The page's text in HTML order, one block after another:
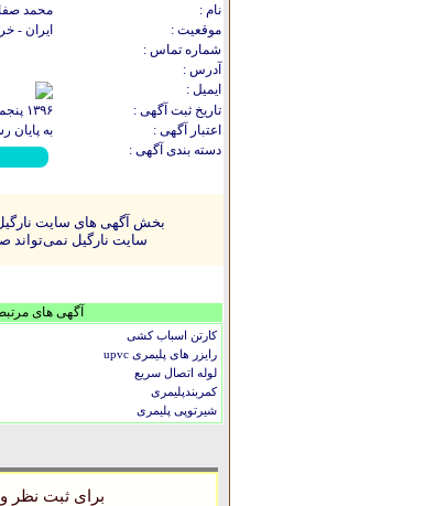
نام :
محمد
موقعیت :
ایران -
شماره تماس :
آدرس :
ایمیل :
تاریخ ثبت آگهی :
۱۳۹۶ پنجم فروردين
اعتبار آگهی :
به پایان
دسته بندی آگهی :
بخش آگهی های سایت
سایت نارگیل نمی‌تواند
آگهی های
کارتن اسباب کشی
رایزر های پلیمری upvc
لوله اتصال سریع
کمربندپلیمری
شیرتوپی پلیمری
برای ثبت نظر